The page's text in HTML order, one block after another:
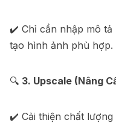
✔️ Chỉ cần nhập mô tả
tạo hình ảnh phù hợp.
🔍 3. Upscale (Nâng
✔️ Cải thiện chất